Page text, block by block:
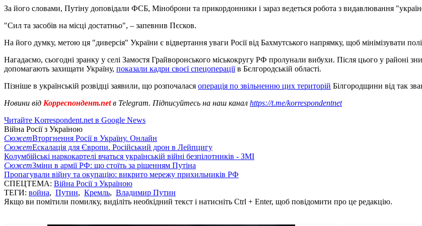
За його словами, Путіну доповідали ФСБ, Міноброни та прикордонники і зараз ведеться робота з видавлювання
"Сил та засобів на місці достатньо", – запевнив Пєсков.
На його думку, метою ця "диверсія" України є відвертання уваги Росії від Бахмутського напрямку, щоб мінімізувати
Нагадаємо, сьогодні зранку у селі Замостя Грайворонського міськокругу РФ пролунали вибухи. Після цього у районі
допомагають захищати Україну, показали кадри своєї спецопераціїв Бєлгородській області.
Пізніше в українській розвідці заявили, що розпочалася операція по звільненню цих територій Білгородщини від так
Новини від Корреспондент.netв Telegram. Підписуйтесь на наш канал https://t.me/korrespondentnet
Читайте Korrespondent.net в Google News
Війна Росії з Україною
СюжетВторгнення Росії в Україну. Онлайн
СюжетЕскалація для Європи. Російський дрон в Лейпцигу
Колумбійські наркокартелі вчаться українській війні безпілотників - ЗМІ
СюжетЗміни в армії РФ: що стоїть за рішенням Путіна
Пропагували війну та окупацію: викрито мережу прихильників РФ
СПЕЦТЕМА: Війна Росії з Україною
ТЕГИ: война, Путин, Кремль, Владимир Путин
Якщо ви помітили помилку, виділіть необхідний текст і натисніть Ctrl + Enter, щоб повідомити про це редакцію.